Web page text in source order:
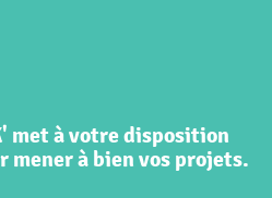
met à votre disposition
à bien vos projets.